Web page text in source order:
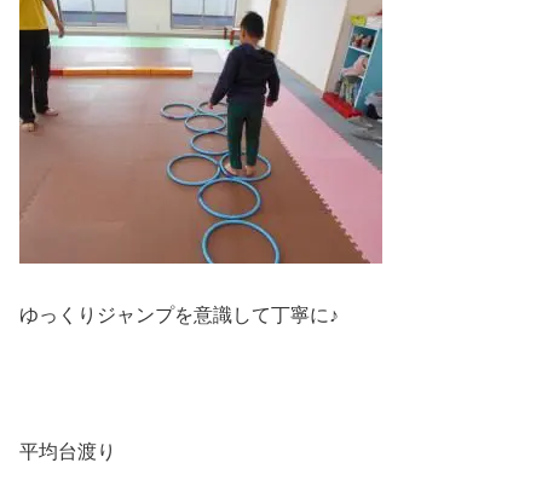
ゆっくりジャンプを意識して丁寧に♪
平均台渡り